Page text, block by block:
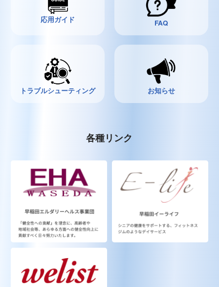
応用ガイド FAQ
トラブルシューティング お知らせ
各種リンク